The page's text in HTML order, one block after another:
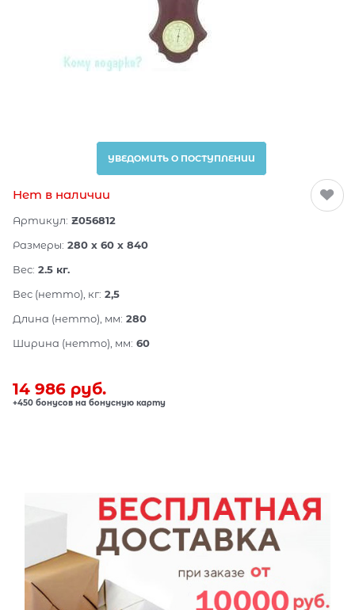
УВЕДОМИТЬ О ПОСТУПЛЕНИИ
Нет в наличии
Артикул: Z056812
Размеры: 280 x 60 x 840
Вес: 2.5 кг.
Вес (нетто), кг: 2,5
Длина (нетто), мм: 280
Ширина (нетто), мм: 60
14 986 руб.
+450 бонусов на бонусную карту